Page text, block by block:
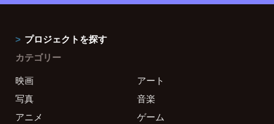
プロジェクトを探す
カテゴリー
映画
アート
写真
音楽
アニメ
ゲーム